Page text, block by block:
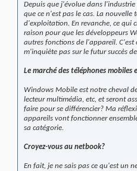
Depuis que j'évolue dans
que ce n'est pas le cas. La
d'exploitation. En revanche, ce qui
raison pour que les développeurs
autres fonctions de l'appareil.
m'inquiète pas sur le futur succès
Le marché des téléphones
Windows Mobile est notre cheval
lecteur multimédia, etc, et seront
faire pour se différencier? Ma
appareils vont fonctionner
sa catégorie.
Croyez-vous au netbook?
En fait, je ne sais pas ce qu'est un